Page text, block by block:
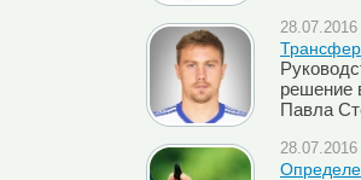
решение
Павла